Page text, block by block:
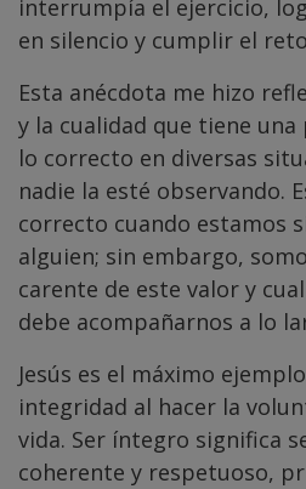
interrumpía el ejercicio,
en silencio y cumplir el
Esta anécdota me hizo
y la cualidad que tiene
lo correcto en diversas
nadie la esté observando.
correcto cuando estamos
alguien; sin embargo,
carente de este valor y
debe acompañarnos a lo
Jesús es el máximo
integridad al hacer la
vida. Ser íntegro significa
coherente y respetuoso,